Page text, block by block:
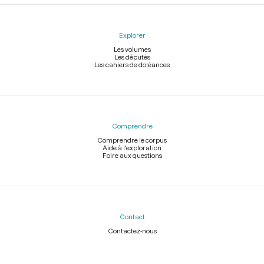
Explorer
Les volumes
Les députés
Les cahiers de doléances
Comprendre
Comprendre le corpus
Aide à l'exploration
Foire aux questions
Contact
Contactez-nous